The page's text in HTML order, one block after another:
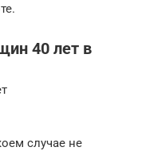
40 лет в
случае не